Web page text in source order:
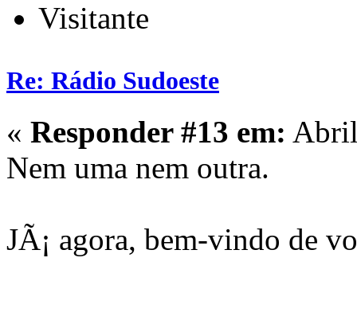
Visitante
Re: Rádio Sudoeste
« Responder #13 em:
Nem uma nem outra.
JÃ¡ agora, bem-vindo de